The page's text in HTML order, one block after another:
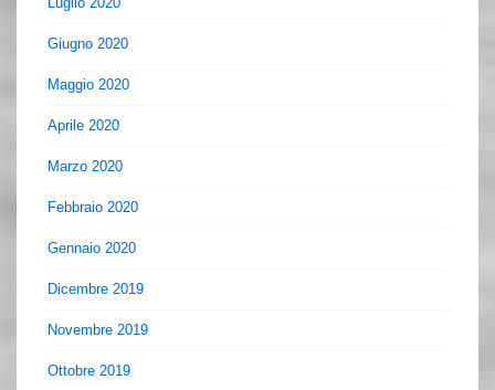
Giugno 2020
Maggio 2020
Aprile 2020
Marzo 2020
Febbraio 2020
Gennaio 2020
Dicembre 2019
Novembre 2019
Ottobre 2019